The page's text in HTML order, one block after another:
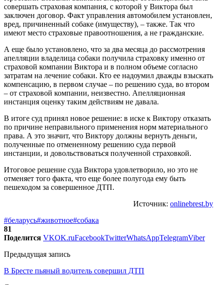
совершать страховая компания, с которой у Виктора был
заключен договор. Факт управления автомобилем установлен,
вред, причиненный собаке (имуществу), – также. Так что
имеют место страховые правоотношения, а не гражданские.
А еще было установлено, что за два месяца до рассмотрения
апелляции владелица собаки получила страховку именно от
страховой компании Виктора и в полном объеме согласно
затратам на лечение собаки. Кто ее надоумил дважды взыскать
компенсацию, в первом случае – по решению суда, во втором
– от страховой компании, неизвестно. Апелляционная
инстанция оценку таким действиям не давала.
В итоге суд принял новое решение: в иске к Виктору отказать
по причине неправильного применения норм материального
права. А это значит, что Виктору должны вернуть деньги,
полученные по отмененному решению суда первой
инстанции, и довольствоваться полученной страховкой.
Итоговое решение суда Виктора удовлетворило, но это не
отменяет того факта, что еще более полугода ему быть
пешеходом за совершенное ДТП.
Источник: onlinebrest.by
#беларусь#животное#собака
81
Поделится VKOK.ruFacebookTwitterWhatsAppTelegramViber
Предыдущая запись
В Бресте пьяный водитель совершил ДТП